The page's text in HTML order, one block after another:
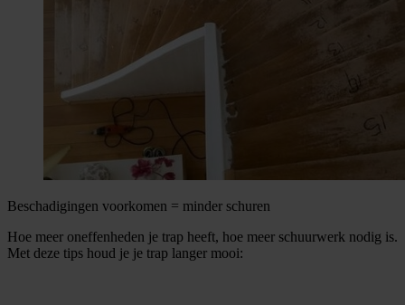
Beschadigingen voorkomen = minder schuren
Hoe meer oneffenheden je trap heeft, hoe meer schuurwerk nodig is.
Met deze tips houd je je trap langer mooi: